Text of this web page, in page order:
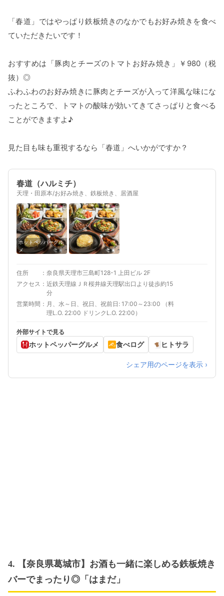
「春道」ではやっぱり鉄板焼きのなかでもお好み焼きを食べ
ていただきたいです！
おすすめは「豚肉とチーズのトマトお好み焼き」￥980（税
抜）◎
ふわふわのお好み焼きに豚肉とチーズが入って洋風な味にな
ったところで、トマトの酸味が効いてきてさっぱりと食べる
ことができますよ♪
見た目も味も重視するなら「春道」へいかがですか？
春道（ハルミチ）
天理・田原本/お好み焼き、鉄板焼き、居酒屋
ホットペッパーグル
メ
住所
奈良県天理市三島町128-1 上田ビル 2F
アクセス
近鉄天理線ＪＲ桜井線天理駅出口より徒歩約15
分
営業時間
月、水～日、祝日、祝前日: 17:00～23:00 （料
理L.O. 22:00 ドリンクL.O. 22:00）
外部サイトで見る
ホットペッパーグルメ 食べログ ヒトサラ
シェア用のページを表示 ›
4. 【奈良県葛城市】お酒も一緒に楽しめる鉄板焼き
バーでまったり◎「はまだ」